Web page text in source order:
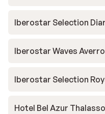
Iberostar Selection
Iberostar Waves
Iberostar Selection
Hotel Bel Azur